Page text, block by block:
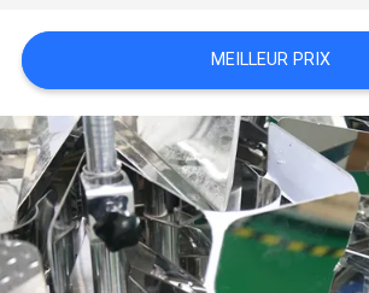
CAS
DEMANDEZ
UN DEVIS
SITEMAP
MEILLEUR PRIX